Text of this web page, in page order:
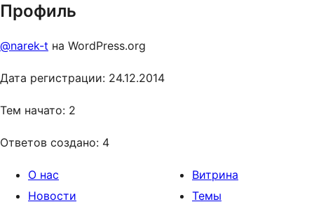
Профиль
@narek-t на WordPress.org
Дата регистрации: 24.12.2014
Тем начато: 2
Ответов создано: 4
О нас
Новости
Витрина
Темы